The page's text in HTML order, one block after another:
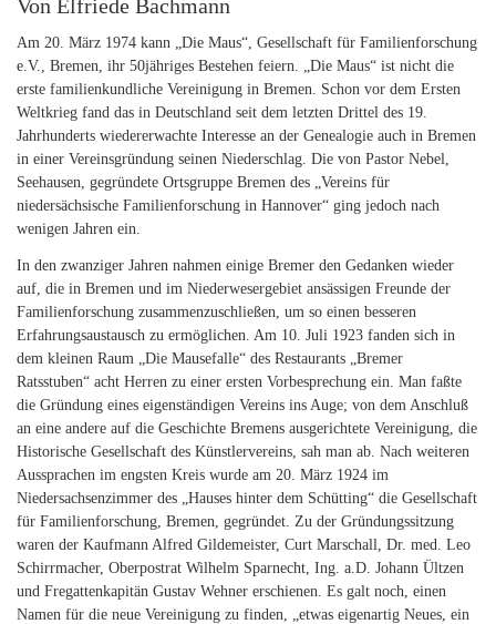
Von Elfriede Bachmann
Am 20. März 1974 kann „Die Maus“, Gesellschaft für Familienforschung
e.V., Bremen, ihr 50jähriges Bestehen feiern. „Die Maus“ ist nicht die
erste familienkundliche Vereinigung in Bremen. Schon vor dem Ersten
Weltkrieg fand das in Deutschland seit dem letzten Drittel des 19.
Jahrhunderts wiedererwachte Interesse an der Genealogie auch in Bremen
in einer Vereinsgründung seinen Niederschlag. Die von Pastor Nebel,
Seehausen, gegründete Ortsgruppe Bremen des „Vereins für
niedersächsische Familienforschung in Hannover“ ging jedoch nach
wenigen Jahren ein.
In den zwanziger Jahren nahmen einige Bremer den Gedanken wieder
auf, die in Bremen und im Niederwesergebiet ansässigen Freunde der
Familienforschung zusammenzuschließen, um so einen besseren
Erfahrungsaustausch zu ermöglichen. Am 10. Juli 1923 fanden sich in
dem kleinen Raum „Die Mausefalle“ des Restaurants „Bremer
Ratsstuben“ acht Herren zu einer ersten Vorbesprechung ein. Man faßte
die Gründung eines eigenständigen Vereins ins Auge; von dem Anschluß
an eine andere auf die Geschichte Bremens ausgerichtete Vereinigung, die
Historische Gesellschaft des Künstlervereins, sah man ab. Nach weiteren
Aussprachen im engsten Kreis wurde am 20. März 1924 im
Niedersachsenzimmer des „Hauses hinter dem Schütting“ die Gesellschaft
für Familienforschung, Bremen, gegründet. Zu der Gründungssitzung
waren der Kaufmann Alfred Gildemeister, Curt Marschall, Dr. med. Leo
Schirrmacher, Oberpostrat Wilhelm Sparnecht, Ing. a.D. Johann Ültzen
und Fregattenkapitän Gustav Wehner erschienen. Es galt noch, einen
Namen für die neue Vereinigung zu finden, „etwas eigenartig Neues, ein